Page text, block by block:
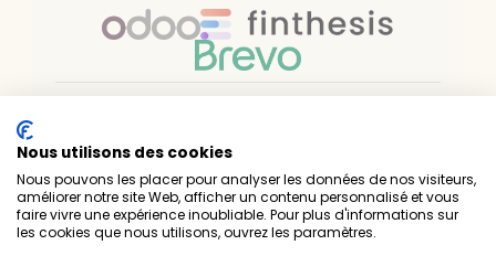
LILLE ARRAS DUNKERQUE
SAINT-BRIEUC
LAVAL LUXEMBOURG
Prelium — Experts techniques & métiers • Intégrateur
Nous utilisons des cookies
Nous pouvons les placer pour analyser les données de nos visiteurs,
améliorer notre site Web, afficher un contenu personnalisé et vous
faire vivre une expérience inoubliable. Pour plus d'informations sur
les cookies que nous utilisons, ouvrez les paramètres.